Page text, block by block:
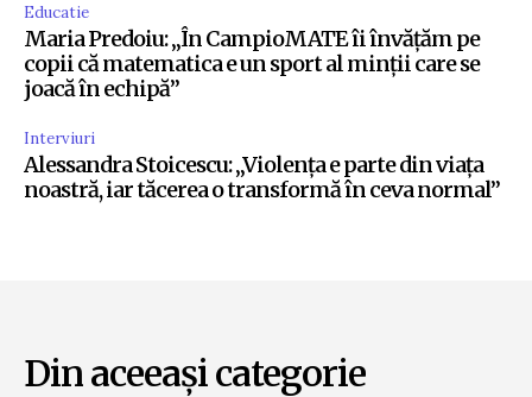
Educatie
Maria Predoiu: „În CampioMATE îi învățăm pe
copii că matematica e un sport al minții care se
joacă în echipă”
Interviuri
Alessandra Stoicescu: „Violența e parte din viața
noastră, iar tăcerea o transformă în ceva normal”
Din aceeași categorie